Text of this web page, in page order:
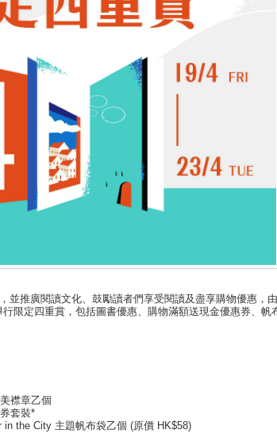
並推廣閱讀文化、鼓勵讀者們享受閱讀及盡享購物優惠，
限定四重賞，包括圖書優惠、購物滿額送現金優惠券、帆
襟章乙個
套裝*
the City 主題帆布袋乙個 (原價 HK$58)